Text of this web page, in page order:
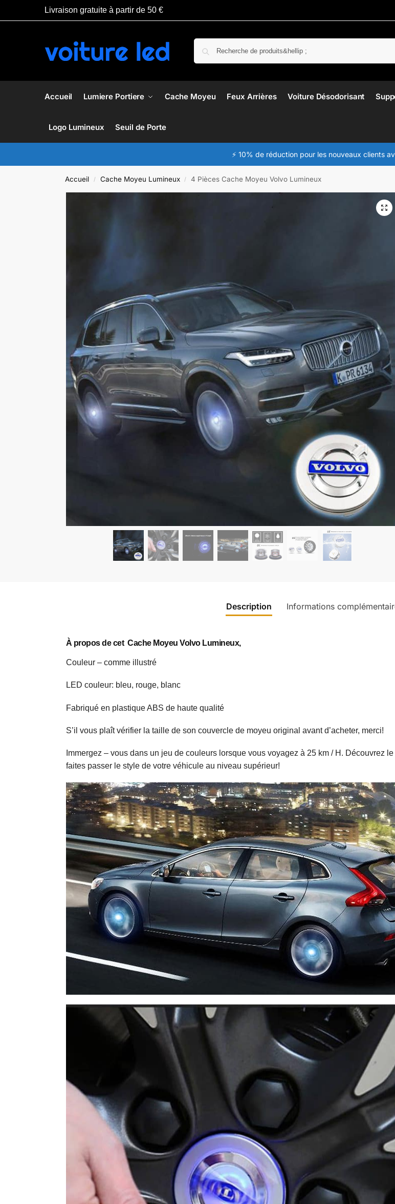
Livraison gratuite à partir de 50 €
Accueil Lumiere Portiere Cache Moyeu Feux Arrières Voiture Désodorisant
Logo Lumineux Seuil de Porte
⚡ 10% de réduction pour les nouveaux clients
Accueil / Cache Moyeu Lumineux / 4 Pièces Cache Moyeu Volvo Lumineux
Description Informations
À propos de cet Cache Moyeu Volvo Lumineux,
Couleur – comme illustré
LED couleur: bleu, rouge, blanc
Fabriqué en plastique ABS de haute qualité
S’il vous plaît vérifier la taille de son couvercle de moyeu original avant d’acheter, merci!
Immergez – vous dans un jeu de couleurs lorsque vous voyagez à 25 km / H. Découvrez
faites passer le style de votre véhicule au niveau supérieur!